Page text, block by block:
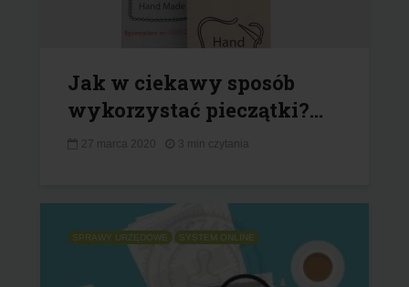
Jak w ciekawy sposób
wykorzystać pieczątki?...
27 marca 2020 3 min czytania
SPRAWY URZĘDOWE SYSTEM ONLINE